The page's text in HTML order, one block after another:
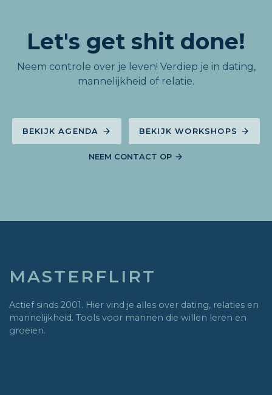
Let's get shit done!
Neem controle over je leven! Verdiep je in dating,
mannelijkheid of relatie.
BEKIJK AGENDA BEKIJK WORKSHOPS
NEEM CONTACT OP
MASTERFLIRT
Actief sinds 2001. Hier vind je alles over dating, relaties en
mannelijkheid. Tools voor mannen die willen leren en
groeien.